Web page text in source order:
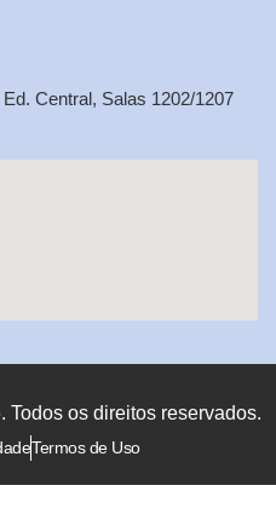
Central, Salas 1202/1207
os direitos reservados.
Termos de Uso